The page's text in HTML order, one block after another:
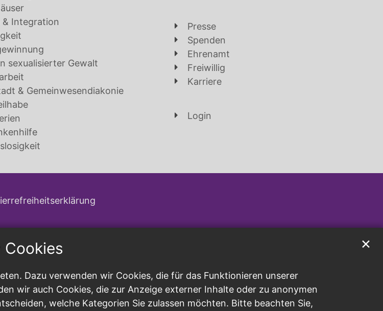
Cookies
Dazu verwenden wir Cookies, die für das Funktionieren unserer
wir auch Cookies, die zur Anzeige externer Inhalte oder zu anonymen
welche Kategorien Sie zulassen möchten. Bitte beachten Sie,
✕
Integration
sexualisierter Gewalt
& Gemeinwesendiakonie
Presse
Spenden
Ehrenamt
Freiwillig
Karriere
Login